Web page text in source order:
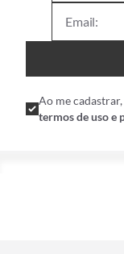
Ao me
termos de uso e